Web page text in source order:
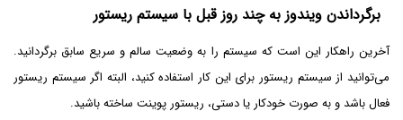
برگرداندن ویندوز به چند روز قبل با سیستم ریستور
آخرین راهکار این است که سیستم را به وضعیت سالم و سریع سابق برگردانید.
می‌توانید از سیستم ریستور برای این کار استفاده کنید، البته اگر سیستم ریستور
فعال باشد و به صورت خودکار یا دستی، ریستور پوینت ساخته باشید.